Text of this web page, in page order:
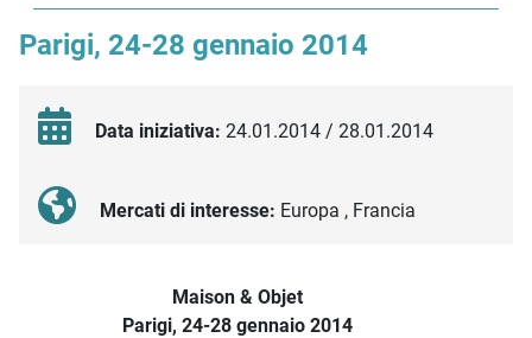
Parigi, 24-28 gennaio 2014
Data iniziativa: 24.01.2014 / 28.01.2014
Mercati di interesse: Europa , Francia
Descrizione iniziativa
Maison & Objet
Parigi, 24-28 gennaio 2014